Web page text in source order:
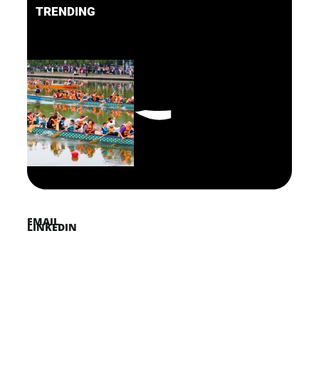
FACEBOOK
PINTEREST
TWITTER
LINKEDIN
EMAIL
TRENDING